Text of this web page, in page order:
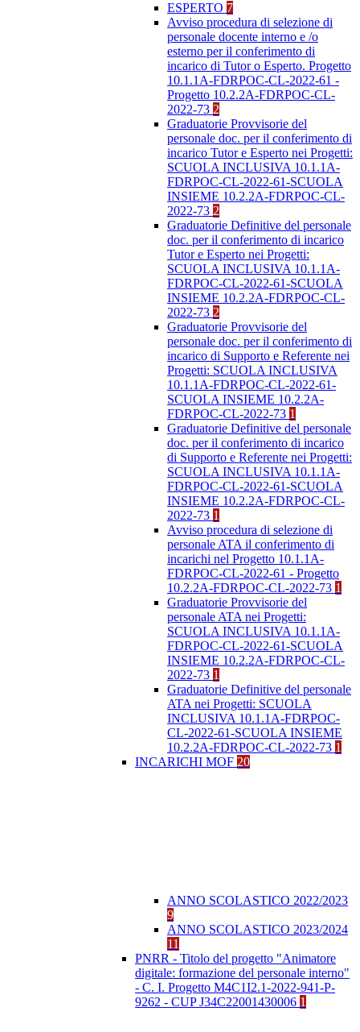
ESPERTO 7
Avviso procedura di selezione di
personale docente interno e /o
esterno per il conferimento di
incarico di Tutor o Esperto. Progetto
10.1.1A-FDRPOC-CL-2022-61 -
Progetto 10.2.2A-FDRPOC-CL-
2022-73 2
Graduatorie Provvisorie del
personale doc. per il conferimento di
incarico Tutor e Esperto nei Progetti:
SCUOLA INCLUSIVA 10.1.1A-
FDRPOC-CL-2022-61-SCUOLA
INSIEME 10.2.2A-FDRPOC-CL-
2022-73 2
Graduatorie Definitive del personale
doc. per il conferimento di incarico
Tutor e Esperto nei Progetti:
SCUOLA INCLUSIVA 10.1.1A-
FDRPOC-CL-2022-61-SCUOLA
INSIEME 10.2.2A-FDRPOC-CL-
2022-73 2
Graduatorie Provvisorie del
personale doc. per il conferimento di
incarico di Supporto e Referente nei
Progetti: SCUOLA INCLUSIVA
10.1.1A-FDRPOC-CL-2022-61-
SCUOLA INSIEME 10.2.2A-
FDRPOC-CL-2022-73 1
Graduatorie Definitive del personale
doc. per il conferimento di incarico
di Supporto e Referente nei Progetti:
SCUOLA INCLUSIVA 10.1.1A-
FDRPOC-CL-2022-61-SCUOLA
INSIEME 10.2.2A-FDRPOC-CL-
2022-73 1
Avviso procedura di selezione di
personale ATA il conferimento di
incarichi nel Progetto 10.1.1A-
FDRPOC-CL-2022-61 - Progetto
10.2.2A-FDRPOC-CL-2022-73 1
Graduatorie Provvisorie del
personale ATA nei Progetti:
SCUOLA INCLUSIVA 10.1.1A-
FDRPOC-CL-2022-61-SCUOLA
INSIEME 10.2.2A-FDRPOC-CL-
2022-73 1
Graduatorie Definitive del personale
ATA nei Progetti: SCUOLA
INCLUSIVA 10.1.1A-FDRPOC-
CL-2022-61-SCUOLA INSIEME
10.2.2A-FDRPOC-CL-2022-73 1
INCARICHI MOF 20
ANNO SCOLASTICO 2022/2023
9
ANNO SCOLASTICO 2023/2024
11
PNRR - Titolo del progetto "Animatore
digitale: formazione del personale interno"
- C. I. Progetto M4C1I2.1-2022-941-P-
9262 - CUP J34C22001430006 1